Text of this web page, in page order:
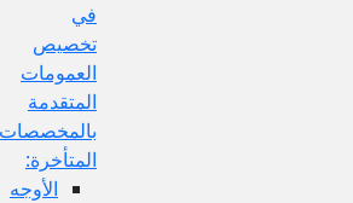
تخصيص
العمومات
المتقدمة
بالمخصصات
المتأخرة:
الأوجه